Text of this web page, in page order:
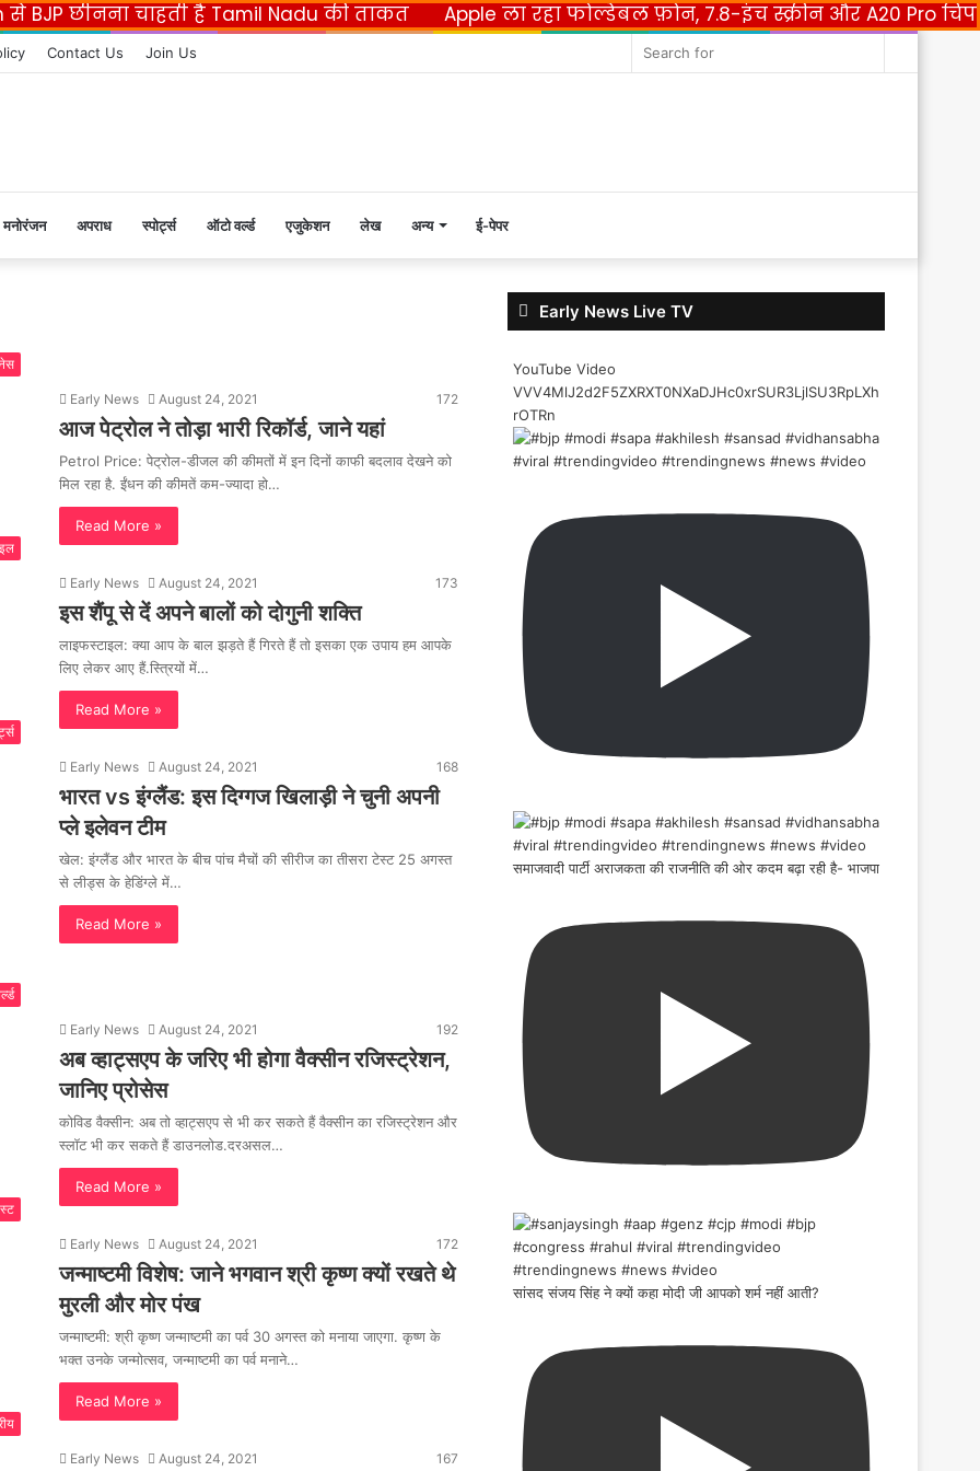
BJP छीनना चाहती है Tamil Nadu की ताकत Apple ला रहा फोल्डेबल फ़ोन, 7.8-इंच स्क्रीन और A20 Pro
Contact Us Join Us
Random
Instagram
मनोरंजन अपराध स्पोर्ट्स ऑटो वर्ल्ड एजुकेशन लेख अन्य ई-पेपर
Early News August 24, 2021 172
आज पेट्रोल ने तोड़ा भारी रिकॉर्ड, जाने यहां
Petrol Price: पेट्रोल-डीजल की कीमतों में इन दिनों काफी बदलाव देखने को
मिल रहा है. ईंधन की कीमतें कम-ज्यादा हो…
Read More »
Early News August 24, 2021 173
इस शैंपू से दें अपने बालों को दोगुनी शक्ति
लाइफस्टाइल: क्या आप के बाल झड़ते हैं गिरते हैं तो इसका एक उपाय हम आपके
लिए लेकर आए हैं.स्त्रियों में…
Read More »
Early News August 24, 2021 168
भारत vs इंग्लैंड: इस दिग्गज खिलाड़ी ने चुनी अपनी
प्ले इलेवन टीम
खेल: इंग्लैंड और भारत के बीच पांच मैचों की सीरीज का तीसरा टेस्ट 25 अगस्त
से लीड्स के हेडिंग्ले में…
Read More »
Early News August 24, 2021 192
अब व्हाट्सएप के जरिए भी होगा वैक्सीन रजिस्ट्रेशन,
जानिए प्रोसेस
कोविड वैक्सीन: अब तो व्हाट्सएप से भी कर सकते हैं वैक्सीन का रजिस्ट्रेशन और
स्लॉट भी कर सकते हैं डाउनलोड.दरअसल…
Read More »
Early News August 24, 2021 172
जन्माष्टमी विशेष: जाने भगवान श्री कृष्ण क्यों रखते थे
मुरली और मोर पंख
जन्माष्टमी: श्री कृष्ण जन्माष्टमी का पर्व 30 अगस्त को मनाया जाएगा. कृष्ण के
भक्त उनके जन्मोत्सव, जन्माष्टमी का पर्व मनाने…
Read More »
Early News August 24, 2021 167
Early News Live TV
YouTube Video
VVV4MlJ2d2F5ZXRXT0NXaDJHc0xrSUR3LjlSU3RpLXh
rOTRn
समाजवादी पार्टी अराजकता की राजनीति की ओर कदम बढ़ा रही है- भाजपा
सांसद संजय सिंह ने क्यों कहा मोदी जी आपको शर्म नहीं आती?